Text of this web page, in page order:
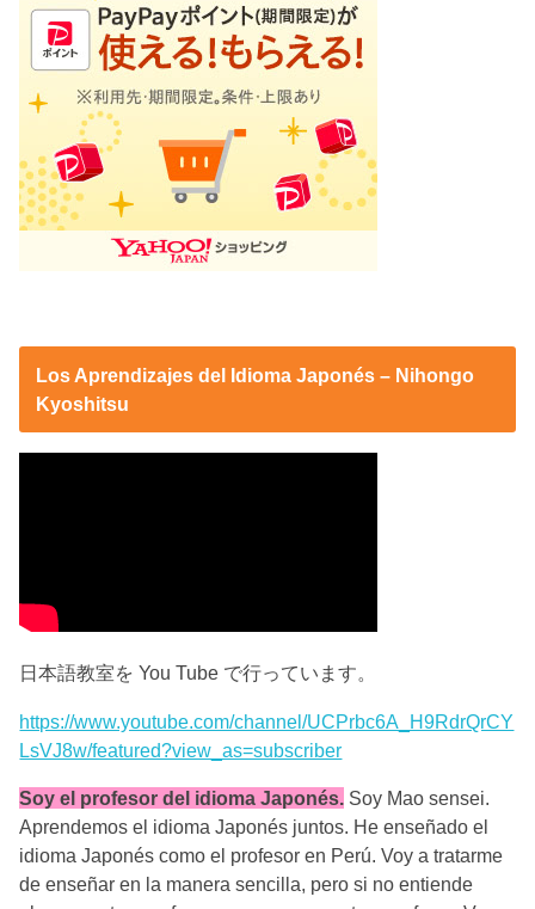
Los Aprendizajes del Idioma Japonés – Nihongo
Kyoshitsu
日本語教室を You Tube で行っています。
https://www.youtube.com/channel/UCPrbc6A_H9RdrQrCY
LsVJ8w/featured?view_as=subscriber
Soy el profesor del idioma Japonés. Soy Mao sensei.
Aprendemos el idioma Japonés juntos. He enseñado el
idioma Japonés como el profesor en Perú. Voy a tratarme
de enseñar en la manera sencilla, pero si no entiende